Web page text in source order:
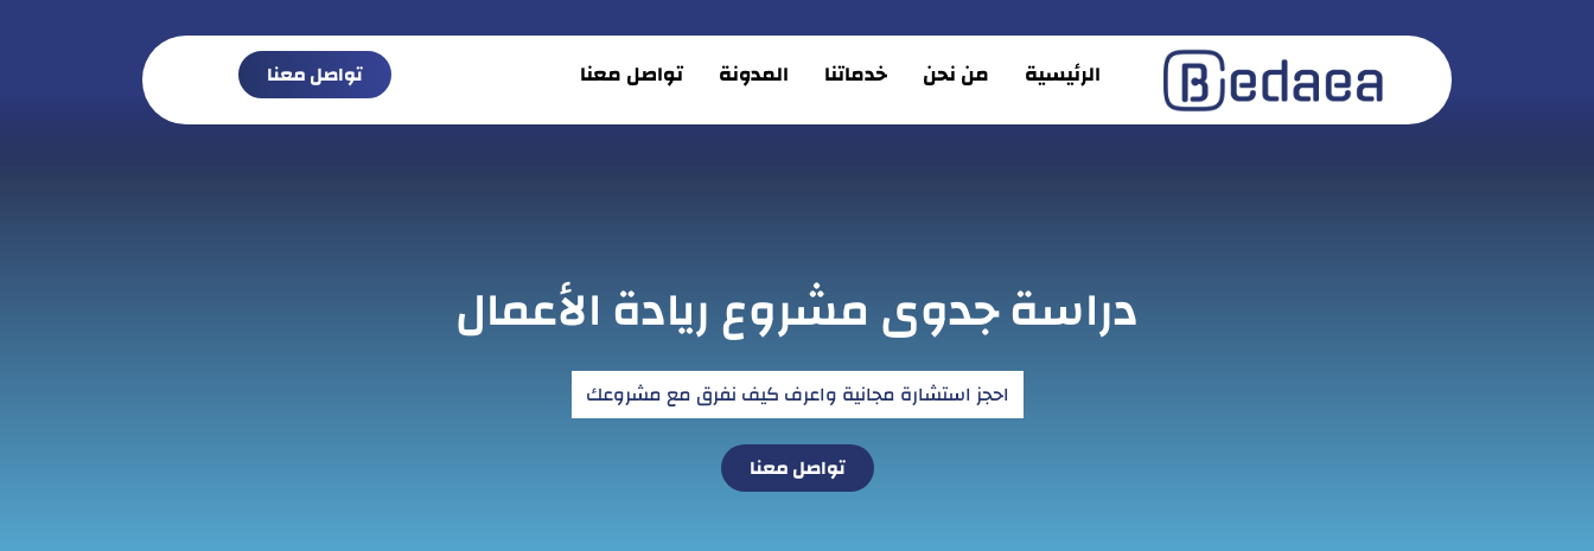
الرئيسية من نحن خدماتنا المدونة تواصل معنا تواصل معنا
دراسة جدوى مشروع ريادة الأعمال
احجز استشارة مجانية واعرف كيف نفرق مع مشروعك
تواصل معنا